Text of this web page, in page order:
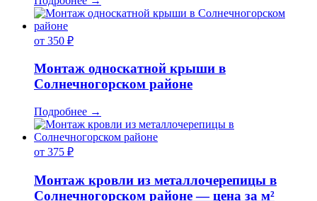
от 350 ₽
Монтаж односкатной крыши в
Солнечногорском районе
Подробнее →
от 375 ₽
Монтаж кровли из металлочерепицы в
Солнечногорском районе — цена за м²